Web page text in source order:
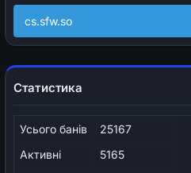
cs.sfw.so
Статистика
Усього банів
25167
Активні
5165